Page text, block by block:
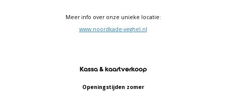
Meer info over onze unieke locatie:
www.noordkade-veghel.nl
Kassa & kaartverkoop
Openingstijden zomer